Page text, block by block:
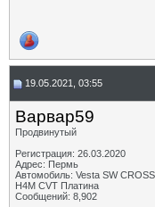
19.05.2021, 03:55
Варвар59
Продвинутый
Регистрация: 26.03.2020
Адрес: Пермь
Автомобиль: Vesta SW CROSS
H4M CVT Платина
Сообщений: 8,902